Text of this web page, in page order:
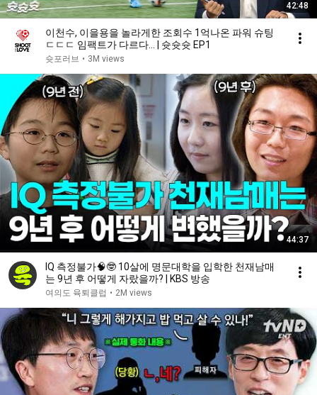
42:48
이천수, 이을용을 놀라게한 조회수 1억나온 파워 슈팅
ㄷㄷㄷ 임팩트가 다르다... | 슛슛슛 EP1
슛포러브 • 3M views
44:37
IQ 측정불가🧠🤓 10살에 명문대학을 입학한 천재남매
는 9년 후 어떻게 자랐을까? | KBS 방송
여의도 육퇴클럽 • 2M views